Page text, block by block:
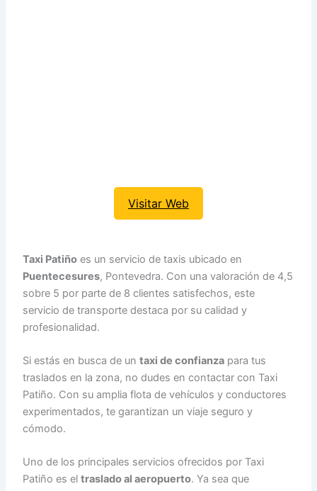
Visitar Web
Taxi Patiño es un servicio de taxis ubicado en
Puentecesures, Pontevedra. Con una valoración de 4,5
sobre 5 por parte de 8 clientes satisfechos, este
servicio de transporte destaca por su calidad y
profesionalidad.
Si estás en busca de untaxi de confianza para tus
traslados en la zona, no dudes en contactar con Taxi
Patiño. Con su amplia flota de vehículos y conductores
experimentados, te garantizan un viaje seguro y
cómodo.
Uno de los principales servicios ofrecidos por Taxi
Patiño es eltraslado al aeropuerto. Ya sea que